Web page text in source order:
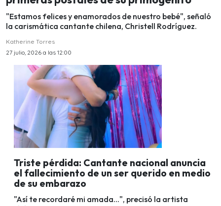
"Estamos felices y enamorados de nuestro bebé", señaló
la carismática cantante chilena, Christell Rodríguez.
Katherine Torres
27 julio, 2026 a las 12:00
Triste pérdida: Cantante nacional anuncia
el fallecimiento de un ser querido en medio
de su embarazo
"Así te recordaré mi amada...", precisó la artista